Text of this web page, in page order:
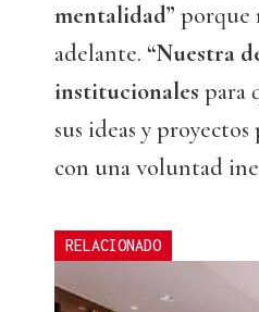
mentalidad” porque
adelante. “Nuestra
institucionales para
sus ideas y
con una voluntad
RELACIONADO